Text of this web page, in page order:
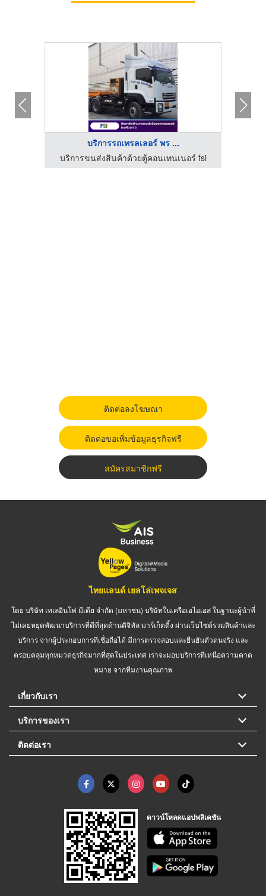
บริการรถเทรลเลอร์ พร ...
บริการขนส่งสินค้าด้วยตู้คอนเทนเนอร์ fsi
ติดต่อลงโฆษณา
ติดต่อขอเพิ่มข้อมูลธุรกิจฟรี
สมัครสมาชิกฟรี
ไทยแลนด์ เยลโล่เพจเจส
โดย บริษัท เทเลอินโฟ มีเดีย จำกัด (มหาชน) บริษัทในเครือเอไอเอส ในฐานะผู้นำที่
ไม่เคยหยุดพัฒนาบริการที่ดีที่สุดด้านดิจิทัล มาร์เก็ตติ้ง ผ่านเว็บไซต์รวมสินค้าและ
บริการ จากผู้ประกอบการที่เชื่อถือได้ มีการตรวจสอบและยืนยันตัวตนจริง และ
ครอบคลุมทุกหมวดธุรกิจมากที่สุดในประเทศ เราจะมอบบริการที่เหนือความคาด
หมาย จากทีมงานคุณภาพ
เกี่ยวกับเรา
บริการของเรา
ติดต่อเรา
ดาวน์โหลดแอปพลิเคชัน